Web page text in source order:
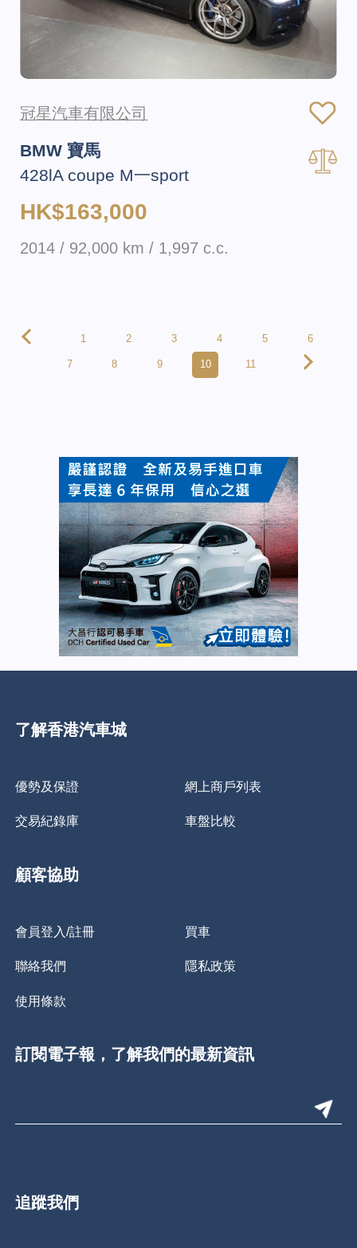
冠星汽車有限公司
BMW 寶馬
428lA coupe M一sport
HK$163,000
2014 / 92,000 km / 1,997 c.c.
1 2 3 4 5 6
7 8 9 10 11
了解香港汽車城
優勢及保證 網上商戶列表
交易紀錄庫 車盤比較
顧客協助
會員登入/註冊 買車
聯絡我們 隱私政策
使用條款
訂閱電子報，了解我們的最新資訊
追蹤我們